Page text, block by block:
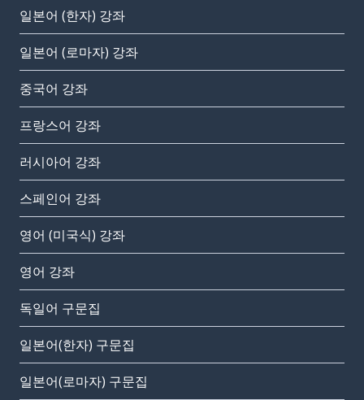
일본어 (한자) 강좌
일본어 (로마자) 강좌
중국어 강좌
프랑스어 강좌
러시아어 강좌
스페인어 강좌
영어 (미국식) 강좌
영어 강좌
독일어 구문집
일본어(한자) 구문집
일본어(로마자) 구문집